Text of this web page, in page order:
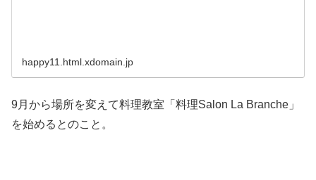
happy11.html.xdomain.jp
9月から場所を変えて料理教室「料理Salon La Branche」
を始めるとのこと。